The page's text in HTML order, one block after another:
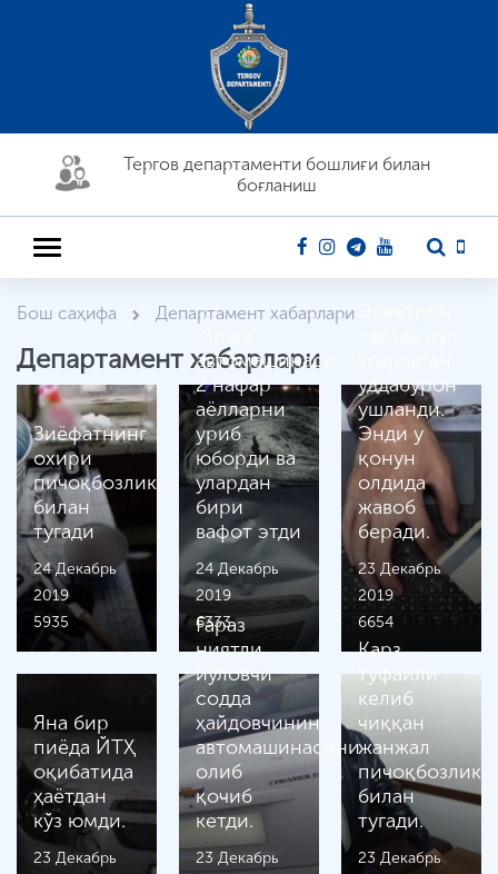
Тергов департaменти бошлиғи билан
боғланиш
Бош саҳифа Департамент хабарлари
Департамент хабарлари
Зиёфатнинг
охири
пичоқбозлик
билан
тугади
24 Декабрь
2019
5935
автомашинаси
2 нафар
аёлларни
уриб
юборди ва
улардан
бири
вафот этди
24 Декабрь
2019
6333
уддабурон
ушланди.
Энди у
қонун
олдида
жавоб
беради.
23 Декабрь
2019
6654
Яна бир
пиёда ЙТҲ
оқибатида
ҳаётдан
кўз юмди.
23 Декабрь
Ғараз
ниятли
йўловчи
содда
ҳайдовчининг
автомашинасини
олиб
қочиб
кетди.
23 Декабрь
Қарз
туфайли
келиб
чиққан
жанжал
пичоқбозлик
билан
тугади.
23 Декабрь